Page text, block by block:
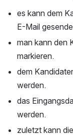
es kann dem
E-Mail
man kann den
markieren.
dem
werden.
das
werden.
zuletzt kann